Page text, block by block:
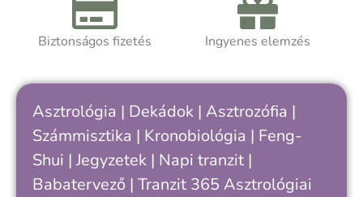
Biztonságos fizetés Ingyenes elemzés
Asztrológia | Dekádok | Asztrozófia |
Számmisztika | Kronobiológia | Feng-
Shui | Jegyzetek | Napi tranzit |
Babatervező | Tranzit 365 Asztrológiai